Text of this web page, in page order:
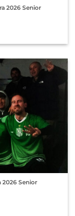
2026 Senior
2026 Senior